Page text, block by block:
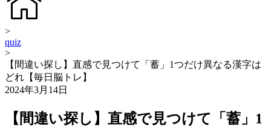
>
quiz
>
【間違い探し】直感で見つけて「蓄」1つだけ異なる漢字は
どれ【毎日脳トレ】
2024年3月14日
【間違い探し】直感で見つけて「蓄」1